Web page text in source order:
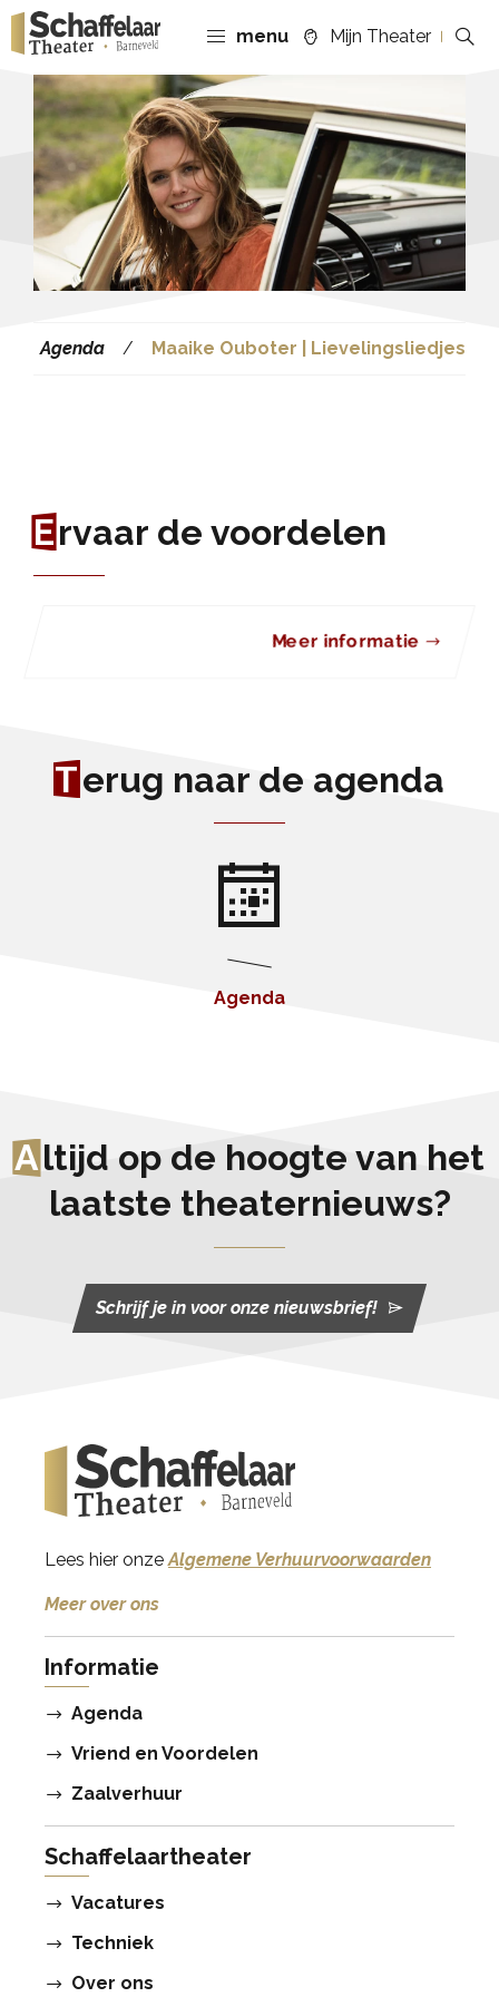
menu Mijn Theater
Agenda Maaike Ouboter | Lievelingsliedjes
Ervaar de voordelen
Meer informatie
Terug naar de agenda
Agenda
Altijd op de hoogte van het
laatste theaternieuws?
Schrijf je in voor onze nieuwsbrief!
Lees hier onzeAlgemene Verhuurvoorwaarden
Meer over ons
Informatie
Agenda
Vriend en Voordelen
Zaalverhuur
Schaffelaartheater
Vacatures
Techniek
Over ons